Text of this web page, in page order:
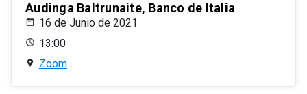
Audinga Baltrunaite, Banco de Italia
16 de Junio de 2021
13:00
Zoom